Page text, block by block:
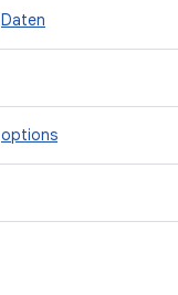
Daten
options